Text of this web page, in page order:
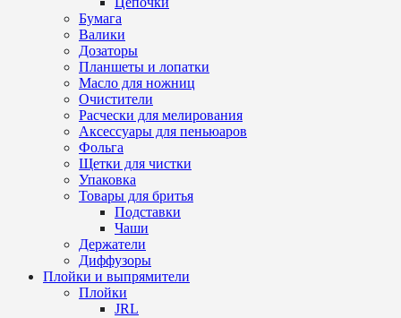
Бумага
Валики
Дозаторы
Планшеты и лопатки
Масло для ножниц
Очистители
Расчески для мелирования
Аксессуары для пеньюаров
Фольга
Щетки для чистки
Упаковка
Товары для бритья
Подставки
Чаши
Держатели
Диффузоры
Плойки и выпрямители
Плойки
JRL